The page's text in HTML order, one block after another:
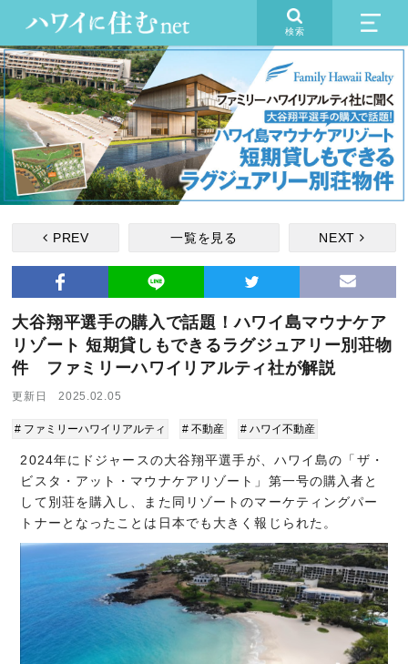
検索
PREV 一覧を見る NEXT
大谷翔平選手の購入で話題！ハワイ島マウナケア
リゾート 短期貸しもできるラグジュアリー別荘物
件 ファミリーハワイリアルティ社が解説
更新日 2025.02.05
# ファミリーハワイリアルティ # 不動産 # ハワイ不動産
2024年にドジャースの大谷翔平選手が、ハワイ島の「ザ・
ビスタ・アット・マウナケアリゾート」第一号の購入者と
して別荘を購入し、また同リゾートのマーケティングパー
トナーとなったことは日本でも大きく報じられた。